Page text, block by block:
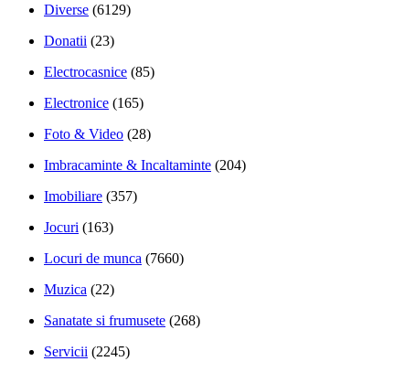
Diverse (6129)
Donatii (23)
Electrocasnice (85)
Electronice (165)
Foto & Video (28)
Imbracaminte & Incaltaminte (204)
Imobiliare (357)
Jocuri (163)
Locuri de munca (7660)
Muzica (22)
Sanatate si frumusete (268)
Servicii (2245)